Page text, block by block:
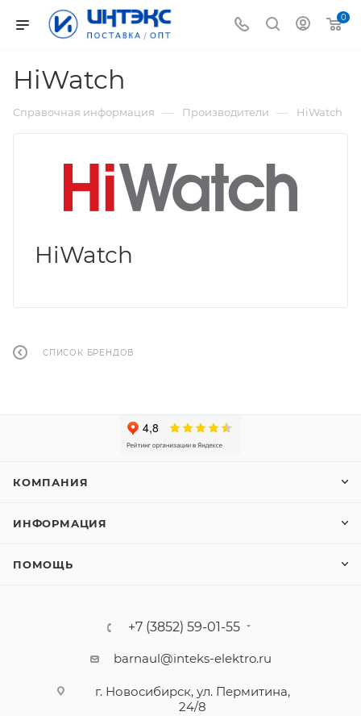
0
HiWatch
Справочная информация — Производители — HiWatch
HiWatch
СПИСОК БРЕНДОВ
КОМПАНИЯ
ИНФОРМАЦИЯ
ПОМОЩЬ
+7 (3852) 59-01-55
barnaul@inteks-elektro.ru
г. Новосибирск, ул. Пермитина,
24/8